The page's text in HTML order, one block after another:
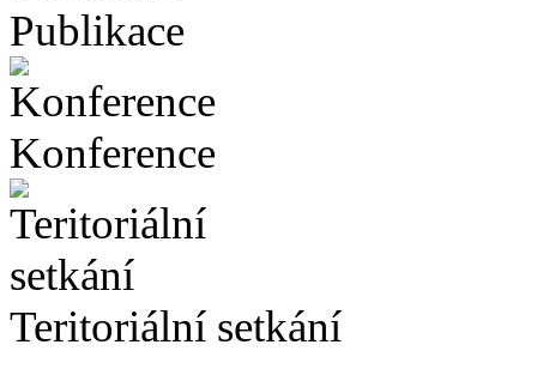
Publikace
Konference
Teritoriální setkání